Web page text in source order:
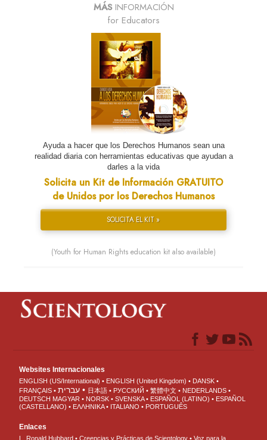
MÁSINFORMACIÓN
for Educators
Ayuda a hacer que los Derechos Humanos sean una
realidad diaria con herramientas educativas que ayudan a
darles a la vida
Solicita un Kit de Información GRATUITO
de Unidos por los Derechos Humanos
SOLICITA EL KIT »
(Youth for Human Rights education kit also available)
Websites Internacionales
ENGLISH (US/International) ENGLISH (United Kingdom)
DANSK
FRANÇAIS
עברית 日本語 РУССКИЙ 繁體中文
NEDERLANDS
DEUTSCH MAGYAR NORSK SVENSKA ESPAÑOL (LATINO)
ESPAÑOL
(CASTELLANO)
ΕΛΛΗΝΙΚA ITALIANO PORTUGUÊS
Enlaces
L. Ronald Hubbard Creencias y Prácticas de Scientology Voz para la